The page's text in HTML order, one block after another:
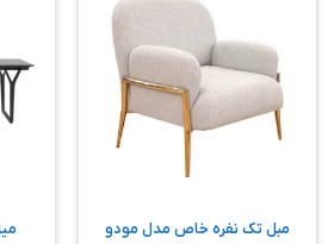
مبل تک نفره خاص مدل مودو